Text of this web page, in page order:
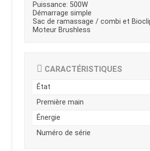
KubotaPuissance: 500W
Démarrage simple
Sac de ramassage / combi et
Moteur Brushless
CARACTÉRISTIQUES
État
Première main
Énergie
Numéro de série